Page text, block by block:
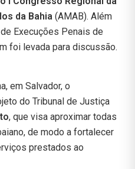
da Bahia (AMAB). Além
Execuções Penais de
foi levada para discussão.
em Salvador, o
do Tribunal de Justiça
, que visa aproximar todas
de modo a fortalecer
prestados ao